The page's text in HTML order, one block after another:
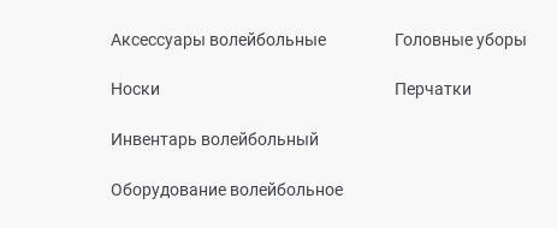
Аксессуары волейбольные
Носки
Инвентарь волейбольный
Оборудование волейбольное
Головные уборы
Перчатки